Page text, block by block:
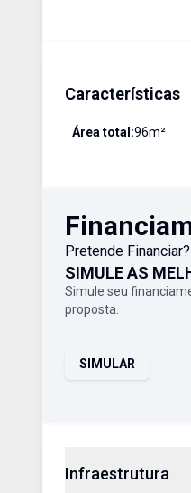
Características
Área total:96m²
Pretende Financiar?
SIMULE AS
Simule seu
proposta.
SIMULAR
Infraestrutura